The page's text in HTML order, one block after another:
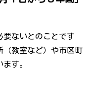
要ないとのことです
（教室など）や市区町
す。